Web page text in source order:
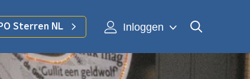
Sterren NL Inloggen